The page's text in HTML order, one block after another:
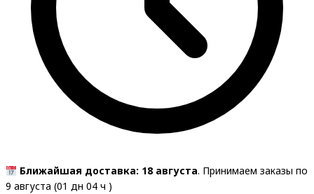
Ближайшая доставка: 18 августа. Принимаем заказы по
9 августа (01 дн 04 ч )